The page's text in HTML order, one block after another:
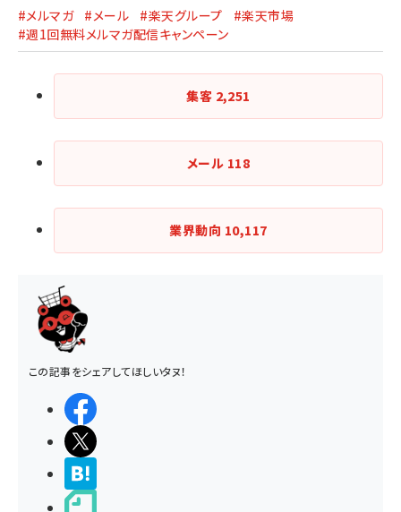
#メルマガ #メール #楽天グループ
#楽天市場
#週1回無料メルマガ配信キャンペーン
集客 2,251
メール 118
業界動向 10,117
この記事をシェアしてほしいタヌ！